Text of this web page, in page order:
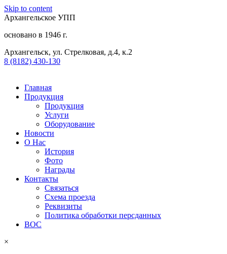
Skip to content
Архангельское УПП
основано в 1946 г.
Архангельск, ул. Стрелковая, д.4, к.2
8 (8182) 430-130​
Главная
Продукция
Продукция
Услуги
Оборудование
Новости
О Нас
История
Фото
Награды
Контакты
Связаться
Схема проезда
Реквизиты
Политика обработки персданных
ВОС
×